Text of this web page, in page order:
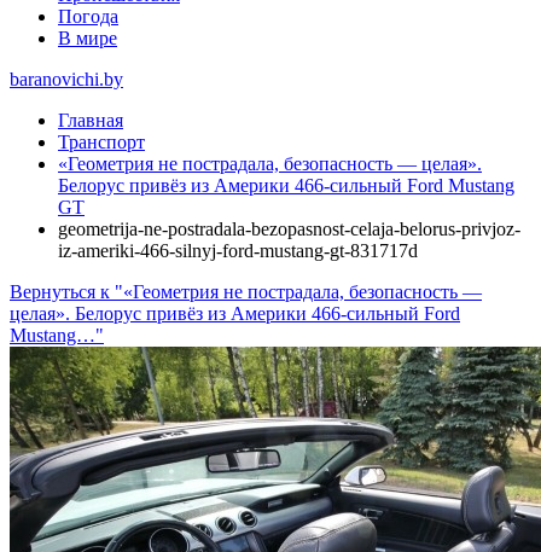
Погода
В мире
baranovichi.by
Главная
Транспорт
«Геометрия не пострадала, безопасность — целая».
Белорус привёз из Америки 466-сильный Ford Mustang
GT
geometrija-ne-postradala-bezopasnost-celaja-belorus-privjoz-
iz-ameriki-466-silnyj-ford-mustang-gt-831717d
Вернуться к "«Геометрия не пострадала, безопасность —
целая». Белорус привёз из Америки 466-сильный Ford
Mustang…"